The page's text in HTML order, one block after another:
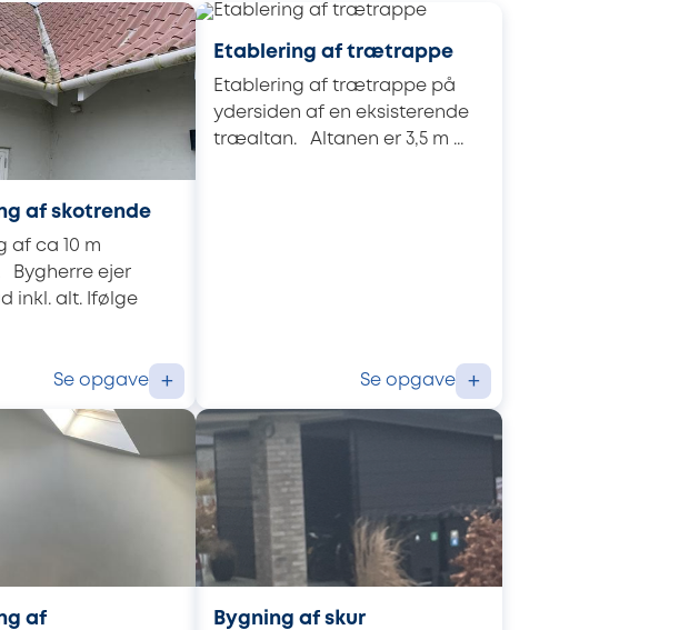
af skotrende
af ca 10 m
Bygherre ejer
inkl. alt. Ifølge
Se opgave +
Etablering af trætrappe
Etablering af trætrappe på
ydersiden af en eksisterende
træaltan. Altanen er 3,5 m ...
Se opgave +
af
Bygning af skur